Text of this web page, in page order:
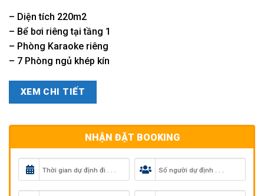
– Diện tích 220m2
– Bể bơi riêng tại tầng 1
– Phòng Karaoke riêng
– 7 Phòng ngủ khép kín
XEM CHI TIẾT
NHẬN ĐẶT BOOKING